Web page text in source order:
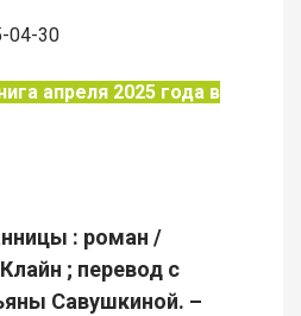
04-30
апреля 2025 года в
: роман /
; перевод с
Савушкиной. –